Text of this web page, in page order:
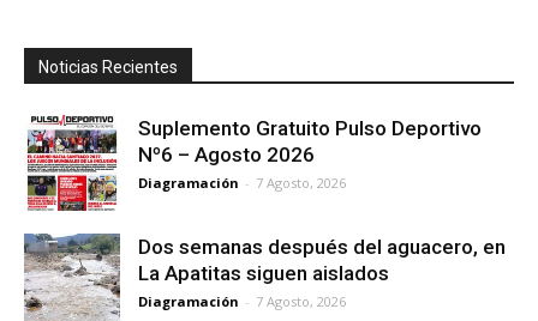
Noticias Recientes
Suplemento Gratuito Pulso Deportivo
Nº6 – Agosto 2026
Diagramación - 7 Agosto, 2026
Dos semanas después del aguacero, en
La Apatitas siguen aislados
Diagramación - 7 Agosto, 2026